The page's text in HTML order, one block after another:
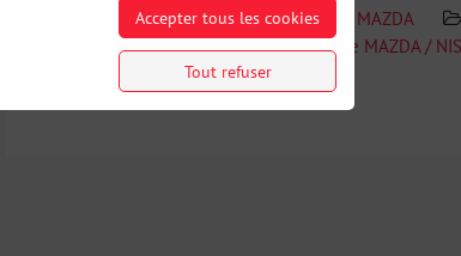
Recherche par voiture MAZDA
NISSAN Renforts de carrosserie MAZDA /
Barres anti-rapprochement
Accepter tous les cookies
Tout refuser